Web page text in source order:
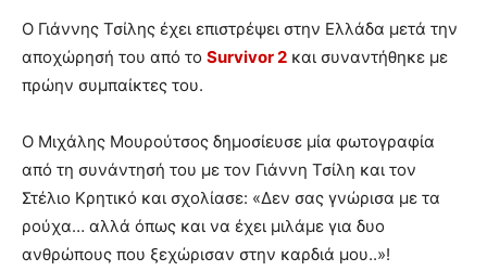
Ο Γιάννης Τσίλης έχει επιστρέψει στην Ελλάδα μετά την
αποχώρησή του από το Survivor 2 και συναντήθηκε με
πρώην συμπαίκτες του.
Ο Μιχάλης Μουρούτσος δημοσίευσε μία φωτογραφία
από τη συνάντησή του με τον Γιάννη Τσίλη και τον
Στέλιο Κρητικό και σχολίασε: «Δεν σας γνώρισα με τα
ρούχα… αλλά όπως και να έχει μιλάμε για δυο
ανθρώπους που ξεχώρισαν στην καρδιά μου..»!